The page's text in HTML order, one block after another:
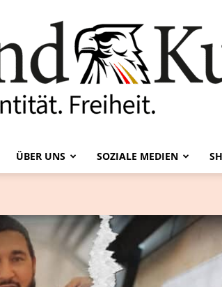
Kurier
ÜBER UNS SOZIALE MEDIEN